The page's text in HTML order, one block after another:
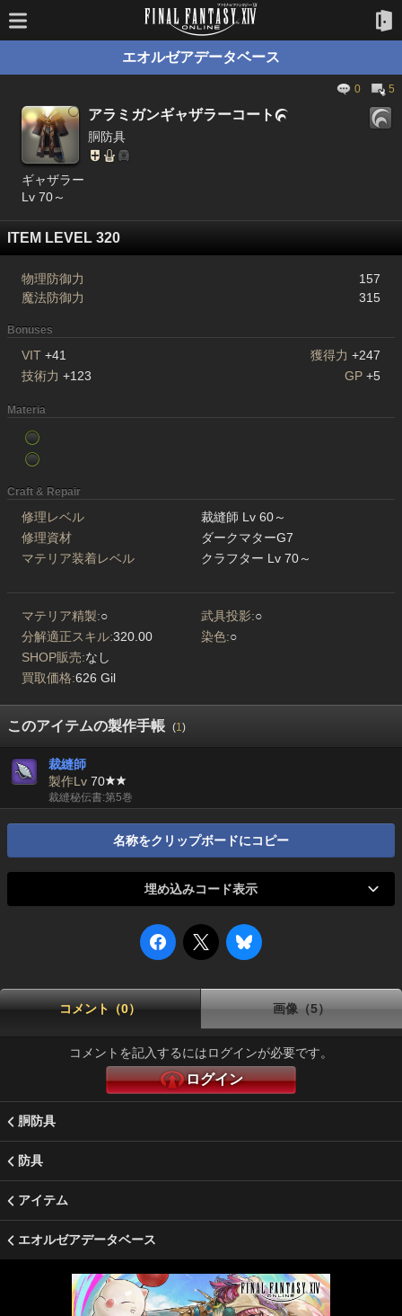
エオルゼアデータベース
0 5
アラミガンギャザラーコート
胴防具
ギャザラー
Lv 70～
ITEM LEVEL 320
物理防御力
157
魔法防御力
315
Bonuses
VIT +41 獲得力 +247
技術力 +123 GP +5
Materia
Craft & Repair
修理レベル
裁縫師 Lv 60～
修理資材
ダークマターG7
マテリア装着レベル
クラフター Lv 70～
マテリア精製:○ 武具投影:○
分解適正スキル:320.00 染色:○
SHOP販売:なし
買取価格:626 Gil
このアイテムの製作手帳 (1)
裁縫師
製作Lv 70
裁縫秘伝書:第5巻
名称をクリップボードにコピー
埋め込みコード表示
コメント（0） 画像（5）
コメントを記入するにはログインが必要です。
ログイン
胴防具
防具
アイテム
エオルゼアデータベース